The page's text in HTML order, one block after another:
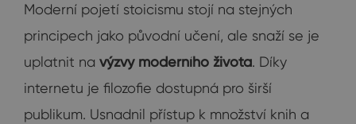
Moderní pojetí stoicismu stojí na stejných
principech jako původní učení, ale snaží se je
uplatnit na výzvy moderního života. Díky
internetu je filozofie dostupná pro širší
publikum. Usnadnil přístup k množství knih a